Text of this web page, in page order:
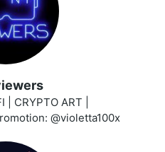
| CRYPTO ART |
@violetta100x